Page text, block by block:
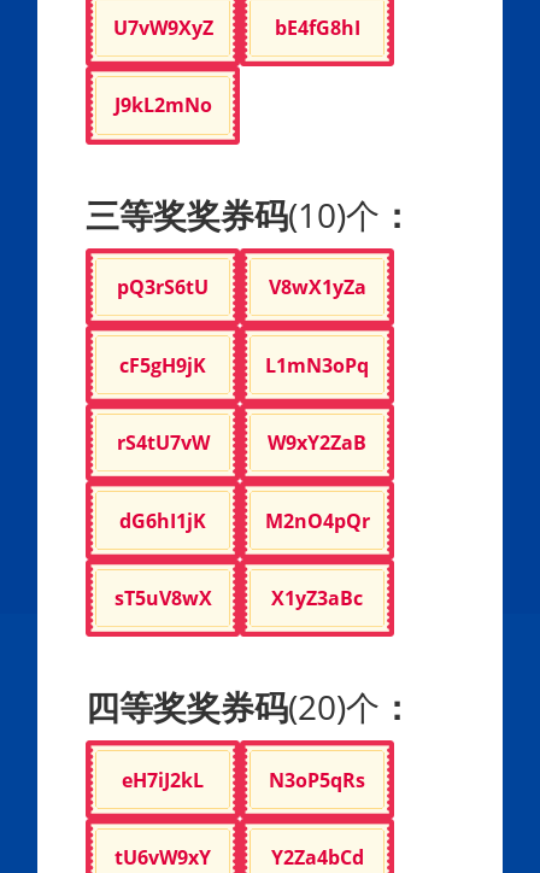
U7vW9XyZ bE4fG8hI
J9kL2mNo
三等奖奖券码(10)个 ：
pQ3rS6tU V8wX1yZa
cF5gH9jK L1mN3oPq
rS4tU7vW W9xY2ZaB
dG6hI1jK M2nO4pQr
sT5uV8wX X1yZ3aBc
四等奖奖券码(20)个 ：
eH7iJ2kL N3oP5qRs
tU6vW9xY Y2Za4bCd